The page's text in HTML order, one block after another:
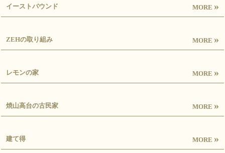
イーストバウンド MORE »
ZEHの取り組み MORE »
レモンの家 MORE »
焼山高台の古民家 MORE »
建て得 MORE »